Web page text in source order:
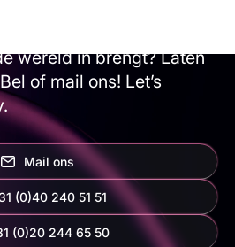
wereld in brengt? Laten
of mail ons! Let’s
Mail ons
(0)40 240 51 51
(0)20 244 65 50‬